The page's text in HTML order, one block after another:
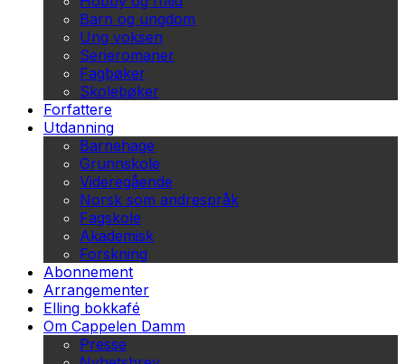
Barn og ungdom
Ung voksen
Serieromaner
Fagbøker
Skolebøker
Forfattere
Utdanning
Barnehage
Grunnskole
Videregående
Norsk som andrespråk
Fagskole
Akademisk
Forskning
Abonnement
Arrangementer
Elling bokkafé
Om Cappelen Damm
Presse